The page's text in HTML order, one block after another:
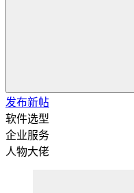
发布新帖
软件选型
企业服务
人物大佬